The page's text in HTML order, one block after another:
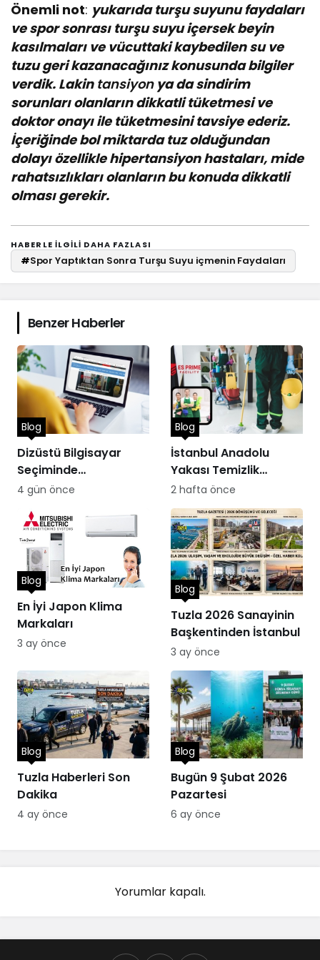
Önemli not: yukarıda turşu suyunu faydaları
ve spor sonrası turşu suyu içersek beyin
kasılmaları ve vücuttaki kaybedilen su ve
tuzu geri kazanacağınız konusunda bilgiler
verdik. Lakin tansiyonya da sindirim
sorunları olanların dikkatli tüketmesi ve
doktor onayı ile tüketmesini tavsiye ederiz.
İçeriğinde bol miktarda tuz olduğundan
dolayı özellikle hipertansiyon hastaları, mide
rahatsızlıkları olanların bu konuda dikkatli
olması gerekir.
HABERLE ILGILI DAHA FAZLASI
#Spor Yaptıktan Sonra Turşu Suyu içmenin Faydaları
Benzer Haberler
Dizüstü Bilgisayar
Seçiminde
Performans
Blog
4 gün önce
İstanbul Anadolu
Yakası Temizlik
Hizmetleri
Blog
2 hafta önce
En İyi Japon Klima
Markaları
Blog
3 ay önce
Tuzla 2026 Sanayinin
Başkentinden İstanbul
Blog
3 ay önce
Tuzla Haberleri Son
Dakika
Blog
4 ay önce
Bugün 9 Şubat 2026
Pazartesi
Blog
6 ay önce
Yorumlar kapalı.